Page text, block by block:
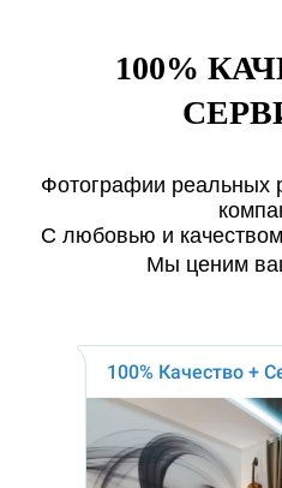
100%
Фотографии реальных
С любовью и
Мы ценим